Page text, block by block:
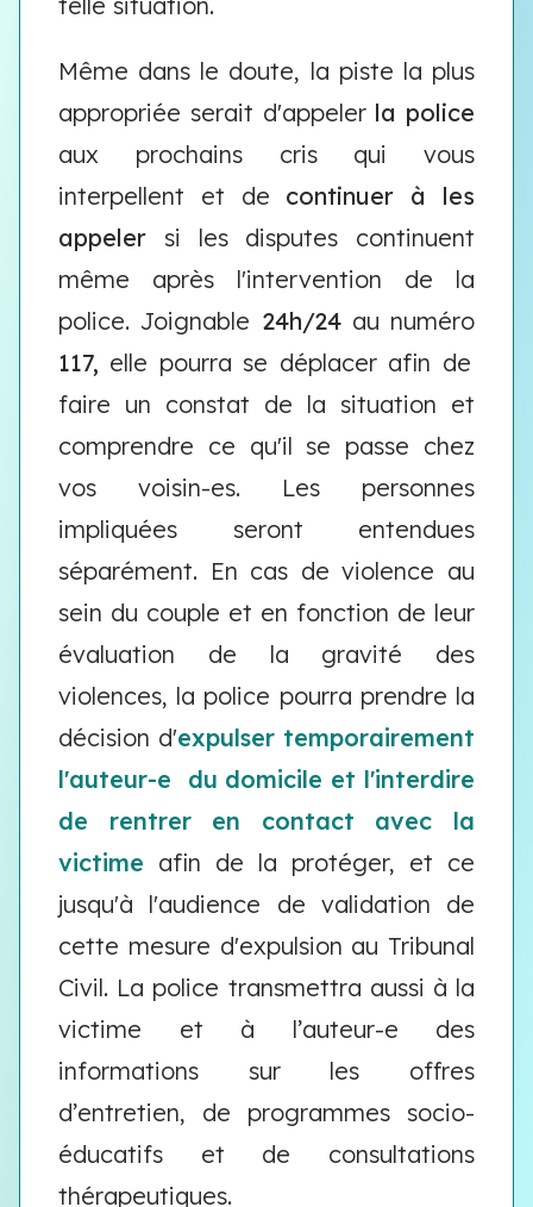
Même dans le doute, la piste la plus
appropriée serait d'appeler la police
aux prochains cris qui vous
interpellent et de continuer à les
appeler si les disputes continuent
même après l'intervention de la
police. Joignable 24h/24 au numéro
117, elle pourra se déplacer afin de
faire un constat de la situation et
comprendre ce qu'il se passe chez
vos voisin-es. Les personnes
impliquées seront entendues
séparément. En cas de violence au
sein du couple et en fonction de leur
évaluation de la gravité des
violences, la police pourra prendre la
décision d'expulser temporairement
l'auteur-e du domicile et l'interdire
de rentrer en contact avec la
victime afin de la protéger, et ce
jusqu'à l'audience de validation de
cette mesure d'expulsion au Tribunal
Civil. La police transmettra aussi à la
victime et à l’auteur-e des
informations sur les offres
d’entretien, de programmes socio-
éducatifs et de consultations
thérapeutiques.